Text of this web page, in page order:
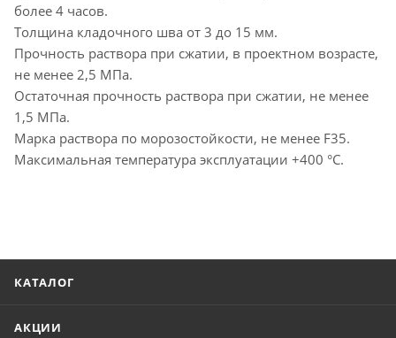
более 4 часов.
Толщина кладочного шва от 3 до 15 мм.
Прочность раствора при сжатии, в проектном возрасте,
не менее 2,5 МПа.
Остаточная прочность раствора при сжатии, не менее
1,5 МПа.
Марка раствора по морозостойкости, не менее F35.
Максимальная температура эксплуатации +400 °С.
КАТАЛОГ
АКЦИИ